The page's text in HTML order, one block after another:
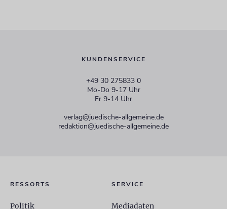
KUNDENSERVICE
+49 30 275833 0
Mo-Do 9-17 Uhr
Fr 9-14 Uhr
verlag@juedische-allgemeine.de
redaktion@juedische-allgemeine.de
RESSORTS
Politik
SERVICE
Mediadaten